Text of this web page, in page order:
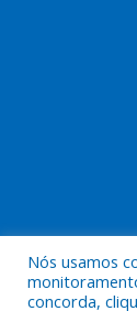
Nós usamos
concorda,